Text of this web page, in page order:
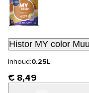
Histor MY color
Inhoud:0.25L
€ 8,49